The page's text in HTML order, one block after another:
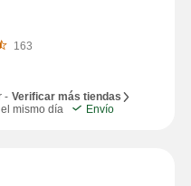
163
- Verificar más tiendas
mismo día
Envío